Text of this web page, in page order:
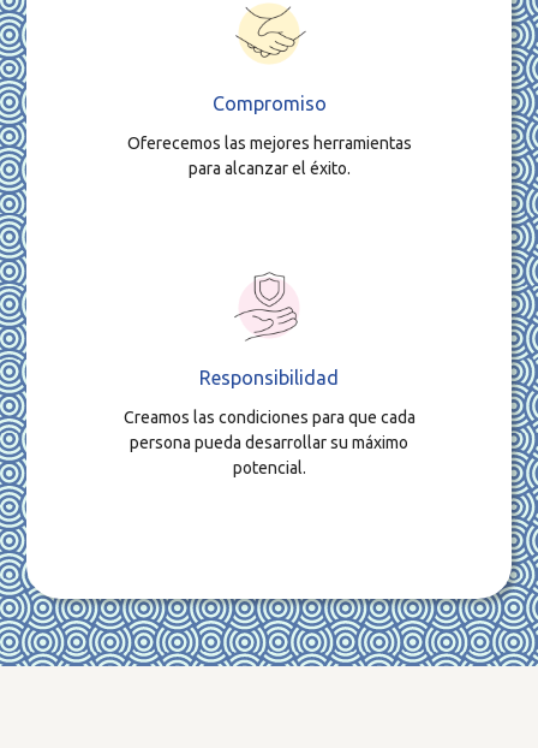
Compromiso
Oferecemos las mejores herramientas
para alcanzar el éxito.
Responsibilidad
Creamos las condiciones para que cada
persona pueda desarrollar su máximo
potencial.